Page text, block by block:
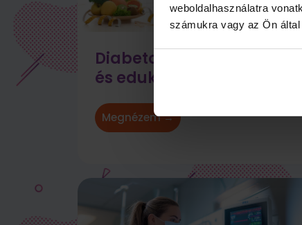
weboldalhasználatra
számukra vagy az Ön
Diabetológiai szakápoló
és edukátor képzés
Megnézem →